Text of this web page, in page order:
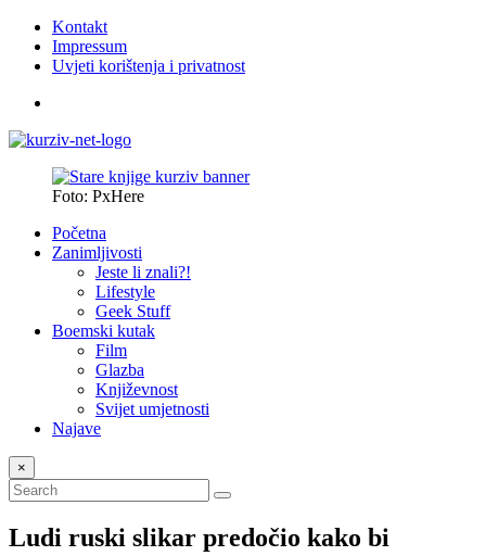
Kontakt
Impressum
Uvjeti korištenja i privatnost
Foto: PxHere
Početna
Zanimljivosti
Jeste li znali?!
Lifestyle
Geek Stuff
Boemski kutak
Film
Glazba
Književnost
Svijet umjetnosti
Najave
×
Ludi ruski slikar predočio kako bi